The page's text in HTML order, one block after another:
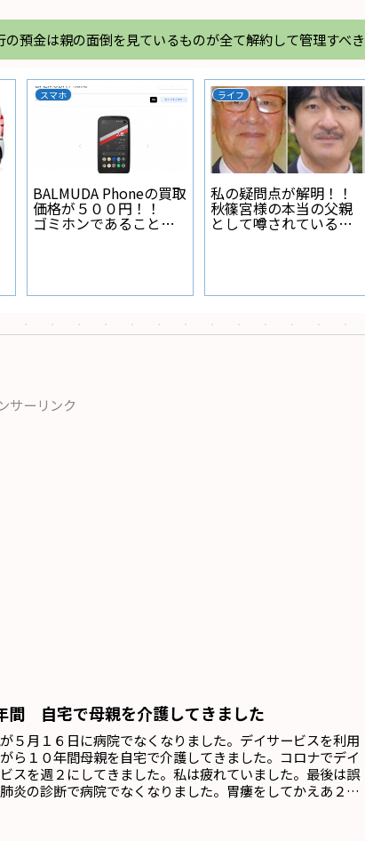
預金は親の面倒を見ているものが全て解約して管理すべ
スマホ
BALMUDA Phoneの買取
価格が５００円！！
ゴミホンであることが
ライフ
私の疑問点が解明！！
秋篠宮様の本当の父親
として噂されている人
サーリンク
間 自宅で母親を介護してきました
５月１６日に病院でなくなりました。デイサービスを利用
ら１０年間母親を自宅で介護してきました。コロナでデイ
スを週２にしてきました。私は疲れていました。最後は誤
炎の診断で病院でなくなりました。胃瘻をしてかえあ２年